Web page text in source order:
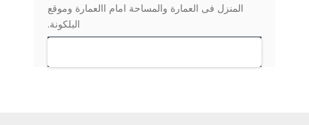
المنزل فى العمارة والمساحة امام االعمارة وموقع
البلكونة.